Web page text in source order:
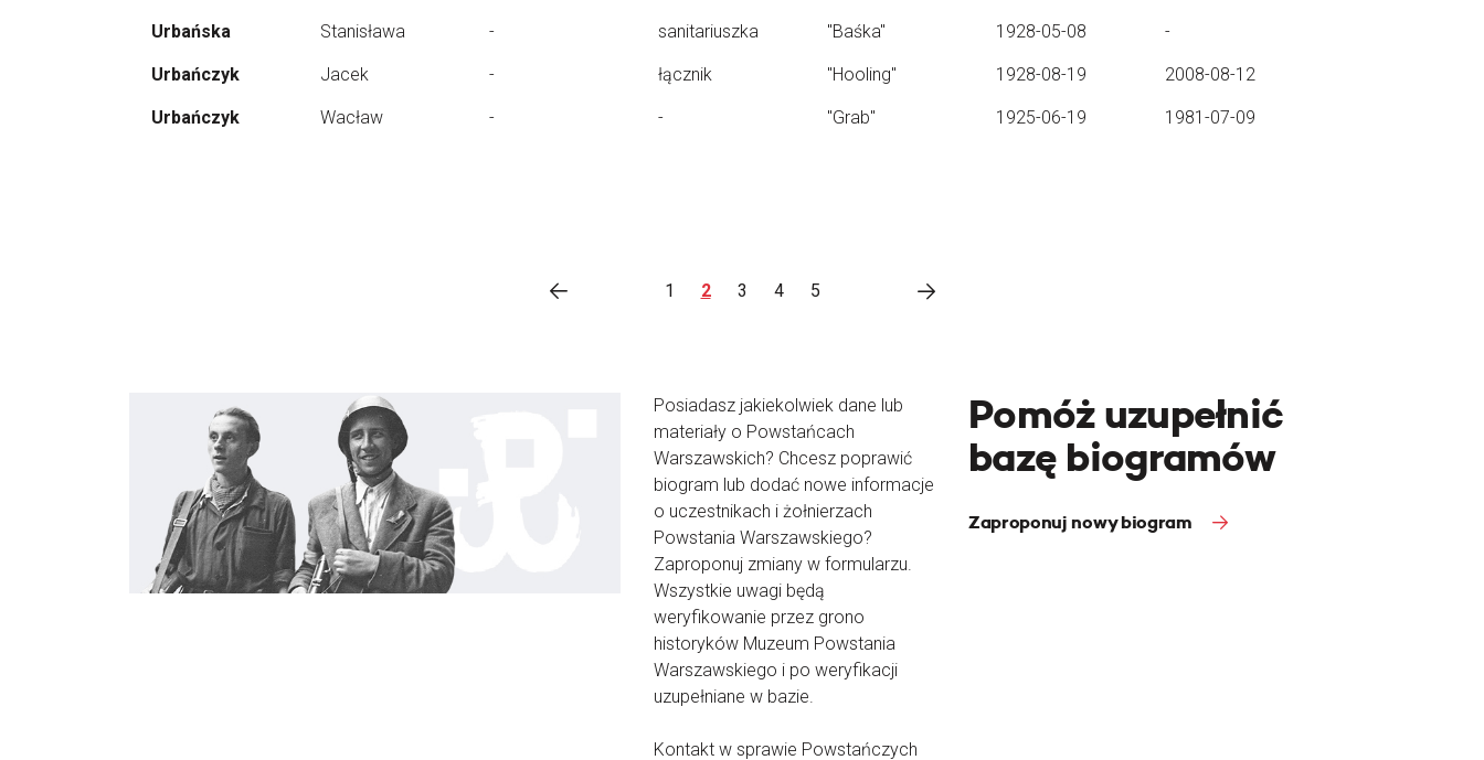
Urbańska Stanisława - sanitariuszka "Baśka" 1928-05-08 -
Urbańczyk Jacek - łącznik "Hooling" 1928-08-19 2008-08-12
Urbańczyk Wacław - - "Grab" 1925-06-19 1981-07-09
1 2 3 4 5
Posiadasz jakiekolwiek dane lub
materiały o Powstańcach
Warszawskich? Chcesz poprawić
biogram lub dodać nowe informacje
o uczestnikach i żołnierzach
Powstania Warszawskiego?
Zaproponuj zmiany w formularzu.
Wszystkie uwagi będą
weryfikowanie przez grono
historyków Muzeum Powstania
Warszawskiego i po weryfikacji
uzupełniane w bazie.
Kontakt w sprawie Powstańczych
Pomóż uzupełnić
bazę biogramów
Zaproponuj nowy biogram